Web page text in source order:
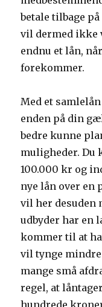
betale tilbage
vil dermed ikke
endnu et lån,
forekommer.
Med et
enden på din
bedre kunne
muligheder. Du
100.000 kr og
nye lån over en
vil her desuden
udbyder har en
kommer til at
vil tynge
mange små
regel, at
hundrede